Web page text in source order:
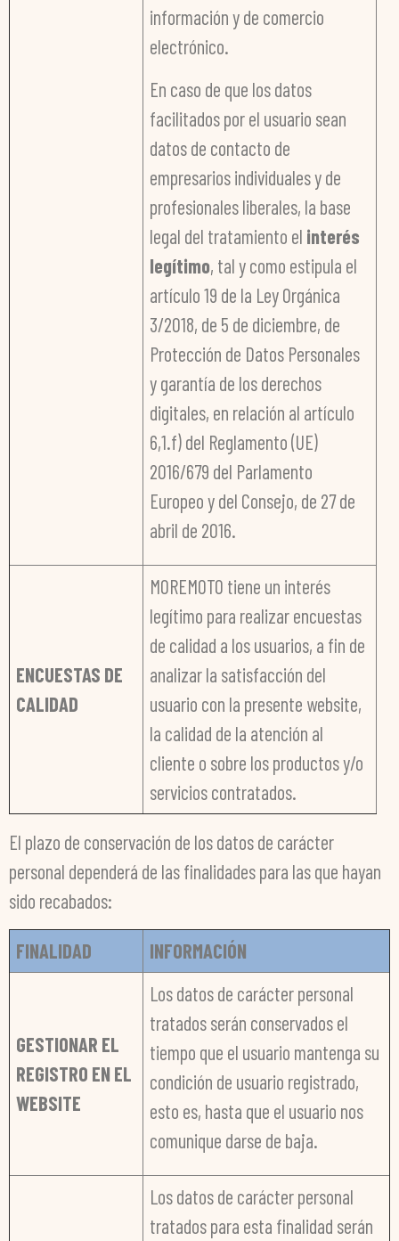
información y de comercio
electrónico.
En caso de que los datos
facilitados por el usuario sean
datos de contacto de
empresarios individuales y de
profesionales liberales, la base
legal del tratamiento el interés
legítimo, tal y como estipula el
artículo 19 de la Ley Orgánica
3/2018, de 5 de diciembre, de
Protección de Datos Personales
y garantía de los derechos
digitales, en relación al artículo
6,1.f) del Reglamento (UE)
2016/679 del Parlamento
Europeo y del Consejo, de 27 de
abril de 2016.
ENCUESTAS DE
CALIDAD
MOREMOTO tiene un interés
legítimo para realizar encuestas
de calidad a los usuarios, a fin de
analizar la satisfacción del
usuario con la presente website,
la calidad de la atención al
cliente o sobre los productos y/o
servicios contratados.
El plazo de conservación de los datos de carácter
personal dependerá de las finalidades para las que hayan
sido recabados:
FINALIDAD INFORMACIÓN
GESTIONAR EL
REGISTRO EN EL
WEBSITE
Los datos de carácter personal
tratados serán conservados el
tiempo que el usuario mantenga su
condición de usuario registrado,
esto es, hasta que el usuario nos
comunique darse de baja.
Los datos de carácter personal
tratados para esta finalidad serán